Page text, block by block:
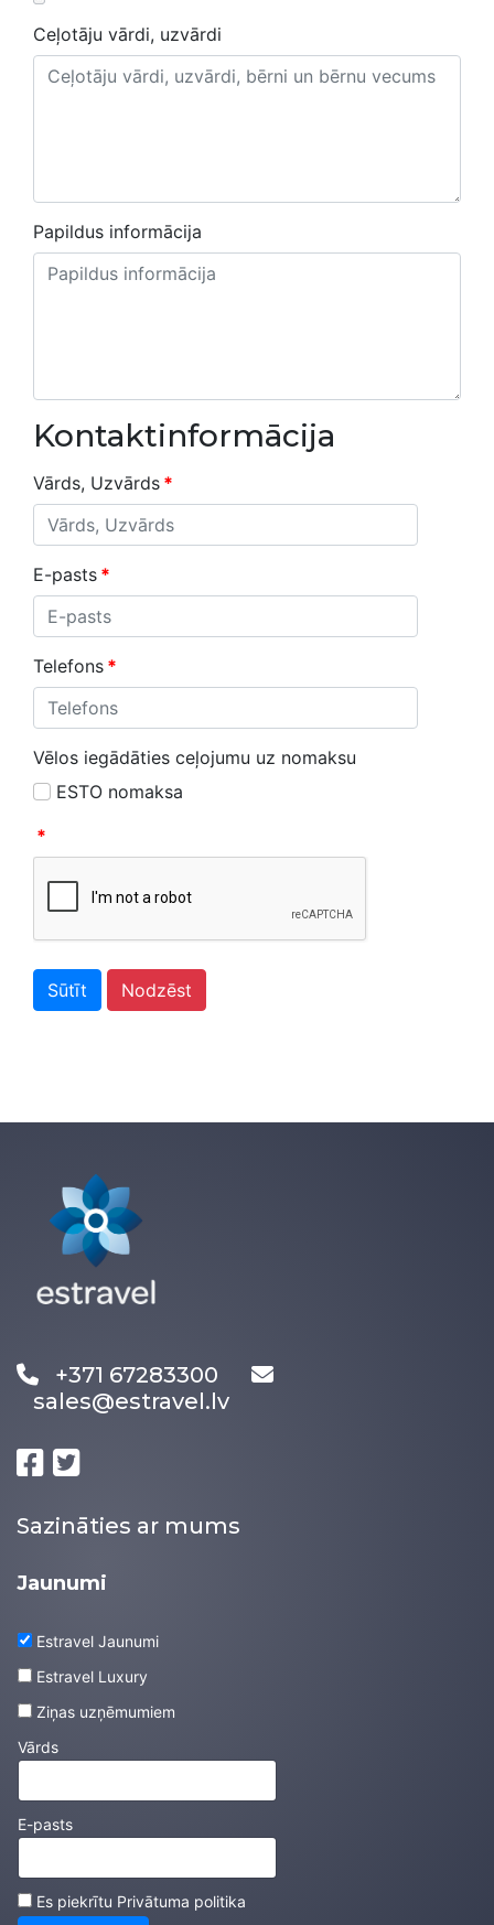
Ceļotāju vārdi, uzvārdi
Papildus informācija
Kontaktinformācija
Vārds, Uzvārds *
E-pasts *
Telefons *
Vēlos iegādāties ceļojumu uz nomaksu
ESTO nomaksa
*
Sūtīt Nodzēst
+371 67283300
sales@estravel.lv
Sazināties ar mums
Jaunumi
Estravel Jaunumi
Estravel Luxury
Ziņas uzņēmumiem
Vārds
E-pasts
Es piekrītu Privātuma politika